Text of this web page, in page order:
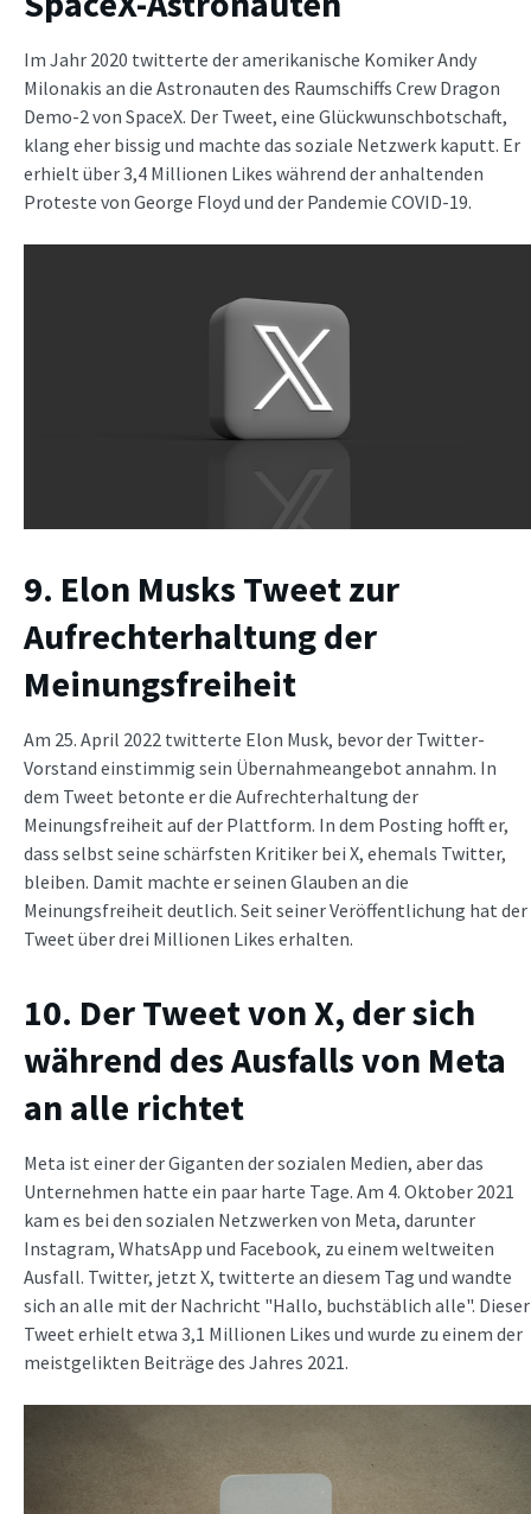
Im Jahr 2020 twitterte der amerikanische Komiker Andy
Milonakis an die Astronauten des Raumschiffs Crew Dragon
Demo-2 von SpaceX. Der Tweet, eine Glückwunschbotschaft,
klang eher bissig und machte das soziale Netzwerk kaputt. Er
erhielt über 3,4 Millionen Likes während der anhaltenden
Proteste von George Floyd und der Pandemie COVID-19.
9. Elon Musks Tweet zur
Aufrechterhaltung der
Meinungsfreiheit
Am 25. April 2022 twitterte Elon Musk, bevor der Twitter-
Vorstand einstimmig sein Übernahmeangebot annahm. In
dem Tweet betonte er die Aufrechterhaltung der
Meinungsfreiheit auf der Plattform. In dem Posting hofft er,
dass selbst seine schärfsten Kritiker bei X, ehemals Twitter,
bleiben. Damit machte er seinen Glauben an die
Meinungsfreiheit deutlich. Seit seiner Veröffentlichung hat der
Tweet über drei Millionen Likes erhalten.
10. Der Tweet von X, der sich
während des Ausfalls von Meta
an alle richtet
Meta ist einer der Giganten der sozialen Medien, aber das
Unternehmen hatte ein paar harte Tage. Am 4. Oktober 2021
kam es bei den sozialen Netzwerken von Meta, darunter
Instagram, WhatsApp und Facebook, zu einem weltweiten
Ausfall. Twitter, jetzt X, twitterte an diesem Tag und wandte
sich an alle mit der Nachricht "Hallo, buchstäblich alle". Dieser
Tweet erhielt etwa 3,1 Millionen Likes und wurde zu einem der
meistgelikten Beiträge des Jahres 2021.